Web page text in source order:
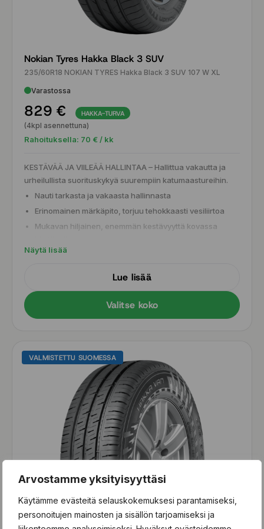
Arvostamme yksityisyyttäsi
Käytämme evästeitä selauskokemuksesi parantamiseksi,
personoitujen mainosten ja sisällön tarjoamiseksi ja
Nokian Tyres Hakka Black 3 SUV
235/60R18 NOKIAN TYRES Hakka Black 3 SUV 107 W XL
Varastossa
829 € HAKKA-TURVA
(4kpl asennettuna)
Rahoituksella: 70 € / kk
KESTÄVÄÄ JA VIILEÄÄ HALLINTAA – Hallittua vakautta ja
urheilullista suorituskykyä suurempiin katumaastureihin.
Nauti tarkasta ja vakaasta hallinnasta
Erinomainen märkäpito, torjuu tehokkaasti vesiliirtoa
Mukavan hiljainen, enemmän kestävyyttä kovassa
Näytä lisää
Lue lisää
Valitse koko
VALMISTETTU SUOMESSA